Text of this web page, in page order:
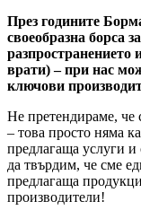
През годините
своеобразна борса
врати) – при нас
ключови
Не претендираме, че
– това просто няма
предлагаща услуги
да твърдим, че сме
предлагаща
производители!